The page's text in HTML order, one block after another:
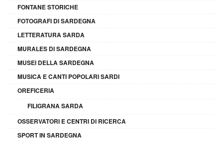
FONTANE STORICHE
FOTOGRAFI DI SARDEGNA
LETTERATURA SARDA
MURALES DI SARDEGNA
MUSEI DELLA SARDEGNA
MUSICA E CANTI POPOLARI SARDI
OREFICERIA
FILIGRANA SARDA
OSSERVATORI E CENTRI DI RICERCA
SPORT IN SARDEGNA